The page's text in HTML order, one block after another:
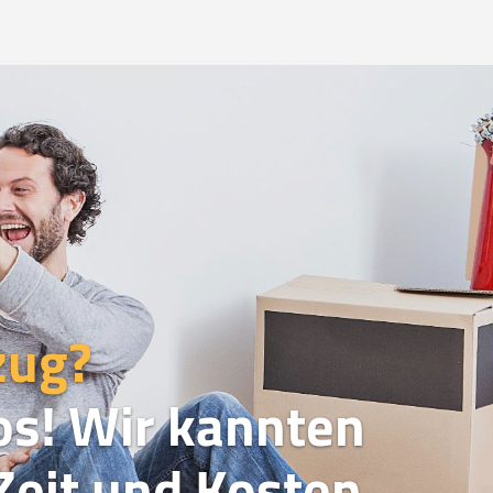
Wir kannten